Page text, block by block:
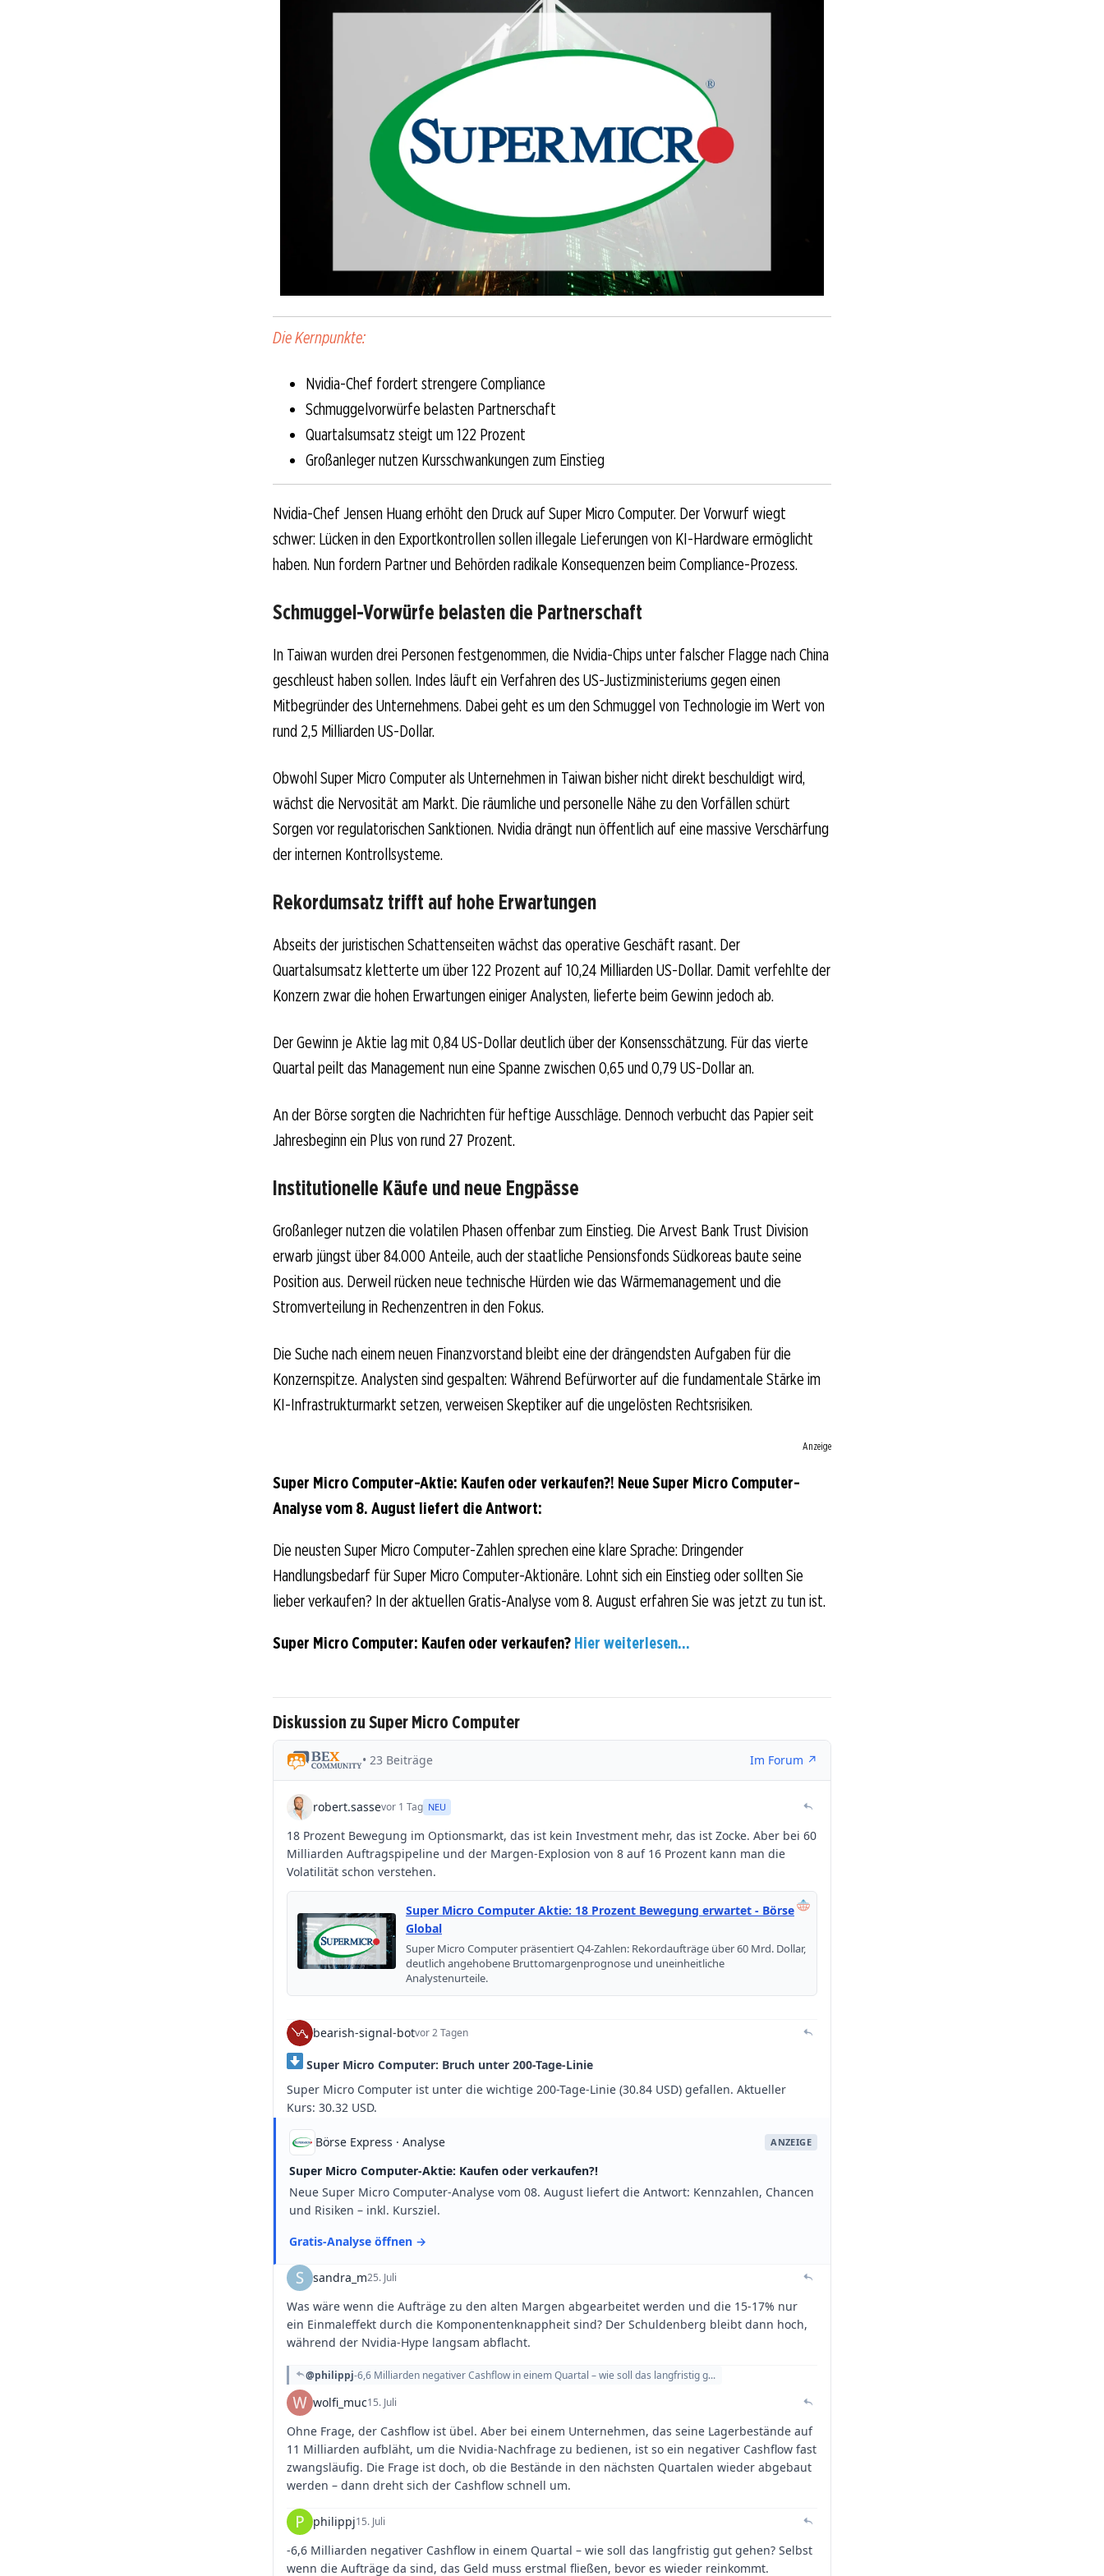
Die Kernpunkte:
Nvidia-Chef fordert strengere Compliance
Schmuggelvorwürfe belasten Partnerschaft
Quartalsumsatz steigt um 122 Prozent
Großanleger nutzen Kursschwankungen zum Einstieg
Nvidia-Chef Jensen Huang erhöht den Druck auf Super Micro Computer. Der Vorwurf wiegt
schwer: Lücken in den Exportkontrollen sollen illegale Lieferungen von KI-Hardware ermöglicht
haben. Nun fordern Partner und Behörden radikale Konsequenzen beim Compliance-Prozess.
Schmuggel-Vorwürfe belasten die Partnerschaft
In Taiwan wurden drei Personen festgenommen, die Nvidia-Chips unter falscher Flagge nach China
geschleust haben sollen. Indes läuft ein Verfahren des US-Justizministeriums gegen einen
Mitbegründer des Unternehmens. Dabei geht es um den Schmuggel von Technologie im Wert von
rund 2,5 Milliarden US-Dollar.
Obwohl Super Micro Computer als Unternehmen in Taiwan bisher nicht direkt beschuldigt wird,
wächst die Nervosität am Markt. Die räumliche und personelle Nähe zu den Vorfällen schürt
Sorgen vor regulatorischen Sanktionen. Nvidia drängt nun öffentlich auf eine massive Verschärfung
der internen Kontrollsysteme.
Rekordumsatz trifft auf hohe Erwartungen
Abseits der juristischen Schattenseiten wächst das operative Geschäft rasant. Der
Quartalsumsatz kletterte um über 122 Prozent auf 10,24 Milliarden US-Dollar. Damit verfehlte der
Konzern zwar die hohen Erwartungen einiger Analysten, lieferte beim Gewinn jedoch ab.
Der Gewinn je Aktie lag mit 0,84 US-Dollar deutlich über der Konsensschätzung. Für das vierte
Quartal peilt das Management nun eine Spanne zwischen 0,65 und 0,79 US-Dollar an.
An der Börse sorgten die Nachrichten für heftige Ausschläge. Dennoch verbucht das Papier seit
Jahresbeginn ein Plus von rund 27 Prozent.
Institutionelle Käufe und neue Engpässe
Großanleger nutzen die volatilen Phasen offenbar zum Einstieg. Die Arvest Bank Trust Division
erwarb jüngst über 84.000 Anteile, auch der staatliche Pensionsfonds Südkoreas baute seine
Position aus. Derweil rücken neue technische Hürden wie das Wärmemanagement und die
Stromverteilung in Rechenzentren in den Fokus.
Die Suche nach einem neuen Finanzvorstand bleibt eine der drängendsten Aufgaben für die
Konzernspitze. Analysten sind gespalten: Während Befürworter auf die fundamentale Stärke im
KI-Infrastrukturmarkt setzen, verweisen Skeptiker auf die ungelösten Rechtsrisiken.
Anzeige
Super Micro Computer-Aktie: Kaufen oder verkaufen?! Neue Super Micro Computer-
Analyse vom 8. August liefert die Antwort:
Die neusten Super Micro Computer-Zahlen sprechen eine klare Sprache: Dringender
Handlungsbedarf für Super Micro Computer-Aktionäre. Lohnt sich ein Einstieg oder sollten Sie
lieber verkaufen? In der aktuellen Gratis-Analyse vom 8. August erfahren Sie was jetzt zu tun ist.
Super Micro Computer: Kaufen oder verkaufen? Hier weiterlesen...
Diskussion zu Super Micro Computer